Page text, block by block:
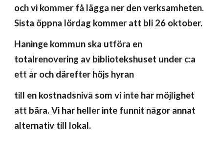
och vi kommer få lägga ner den verksamheten.
Sista öppna lördag kommer att bli 26 oktober.
Haninge kommun ska utföra en
totalrenovering av bibliotekshuset under c:a
ett år och därefter höjs hyran
till en kostnadsnivå som vi inte har möjlighet
att bära. Vi har heller inte funnit någor annat
alternativ till lokal.